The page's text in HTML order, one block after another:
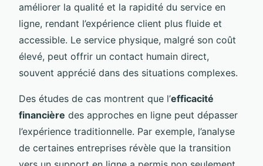
améliorer la qualité et la rapidité du service en
ligne, rendant l’expérience client plus fluide et
accessible. Le service physique, malgré son coût
élevé, peut offrir un contact humain direct,
souvent apprécié dans des situations complexes.
Des études de cas montrent que l’efficacité
financière des approches en ligne peut dépasser
l’expérience traditionnelle. Par exemple, l’analyse
de certaines entreprises révèle que la transition